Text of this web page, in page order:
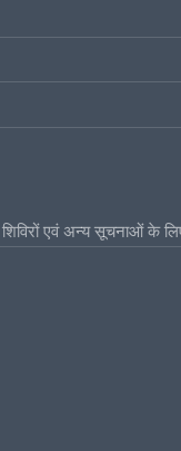
शिविरों एवं अन्य सूचनाओं के